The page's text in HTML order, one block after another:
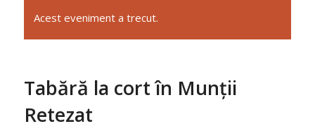
Acest eveniment a trecut.
Tabără la cort în Munții
Retezat